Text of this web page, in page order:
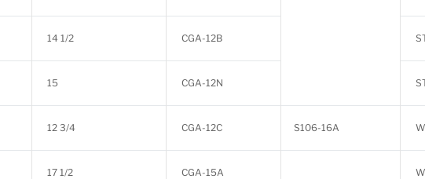
14 1/2 CGA-12B
15 CGA-12N
12 3/4 CGA-12C S106-16A
17 1/2 CGA-15A